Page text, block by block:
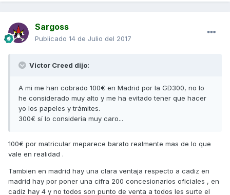
Sargoss
Publicado 14 de Julio del 2017
Victor Creed dijo:
A mi me han cobrado 100€ en Madrid por la GD300, no lo
he considerado muy alto y me ha evitado tener que hacer
yo los papeles y trámites.
300€ sí lo considería muy caro...
100€ por matricular meparece barato realmente mas de lo que
vale en realidad .
Tambien en madrid hay una clara ventaja respecto a cadiz en
madrid hay por poner una cifra 200 concesionarios oficiales , en
cadiz hay 4 y no todos son punto de venta a todos les surte el